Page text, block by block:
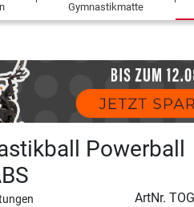
Gymnastikmatte
Powerball
ArtNr.